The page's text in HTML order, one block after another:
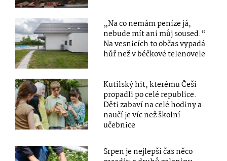
„Na co nemám peníze já,
nebude mít ani můj soused.“
Na vesnicích to občas vypadá
hůř než v béčkové telenovele
Kutilský hit, kterému Češi
propadli po celé republice.
Děti zabaví na celé hodiny a
naučí je víc než školní
učebnice
Srpen je nejlepší čas něco